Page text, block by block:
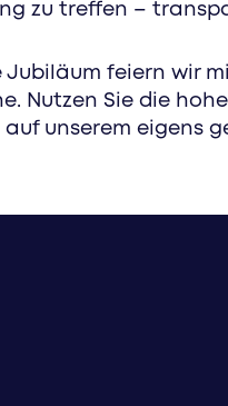
zu treffen –
Jubiläum feiern wir
Nutzen Sie die
unserem eigens